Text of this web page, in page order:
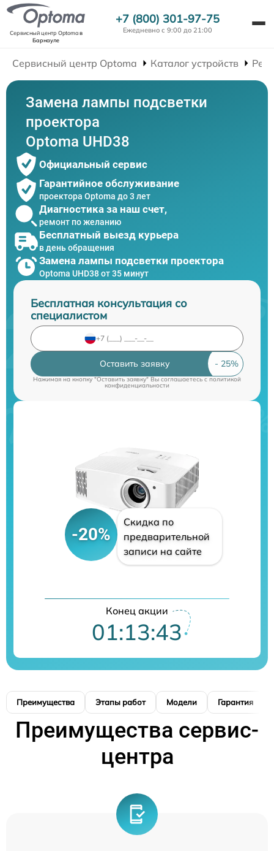
Сервисный центр Optomaв
Барнауле
+7 (800) 301-97-75
Ежедневно с 9:00 до 21:00
Сервисный центр Optoma Каталог устройств
Замена лампы подсветки
проектора
Optoma UHD38
Официальный сервис
Гарантийное обслуживание
проектора Optoma до 3 лет
Диагностика за наш счет,
ремонт по желанию
Бесплатный выезд курьера
в день обращения
Замена лампы подсветки проектора
Optoma UHD38 от 35 минут
Бесплатная консультация со
специалистом
Оставить заявку
Нажимая на кнопку "Оставить заявку" Вы соглашаетесь cполитикой
конфиденциальности
-20%
Скидка по
предварительной
записи на сайте
Конец акции
01:13:42
Преимущества Этапы работ Модели Гарантия
Преимущества сервис-
центра